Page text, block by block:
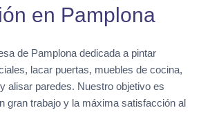
en Pamplona
de Pamplona dedicada a pintar
lacar puertas, muebles de cocina,
alisar paredes. Nuestro objetivo es
gran trabajo y la máxima satisfacción al